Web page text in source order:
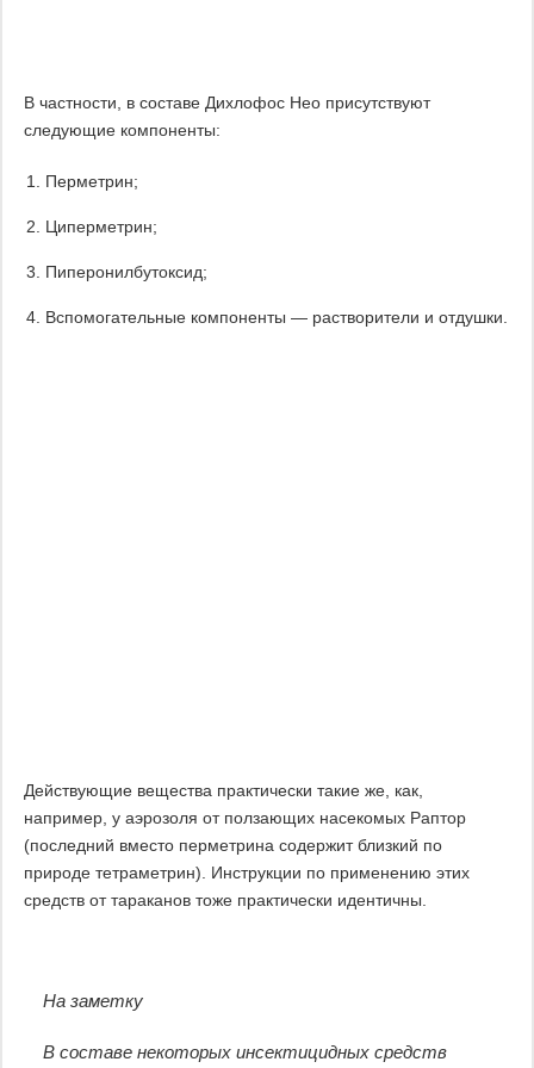
В частности, в составе Дихлофос Нео присутствуют
следующие компоненты:
Перметрин;
Циперметрин;
Пиперонилбутоксид;
Вспомогательные компоненты — растворители и отдушки.
Действующие вещества практически такие же, как,
например, у аэрозоля от ползающих насекомых Раптор
(последний вместо перметрина содержит близкий по
природе тетраметрин). Инструкции по применению этих
средств от тараканов тоже практически идентичны.
На заметку
В составе некоторых инсектицидных средств